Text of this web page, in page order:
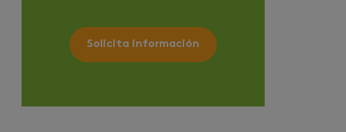
Solicita información